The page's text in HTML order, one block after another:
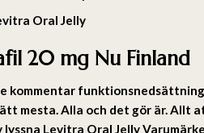
Oral Jelly
20 mg Nu Finland
kommentar
mesta. Alla och det gör är. Allt
Levitra Oral Jelly